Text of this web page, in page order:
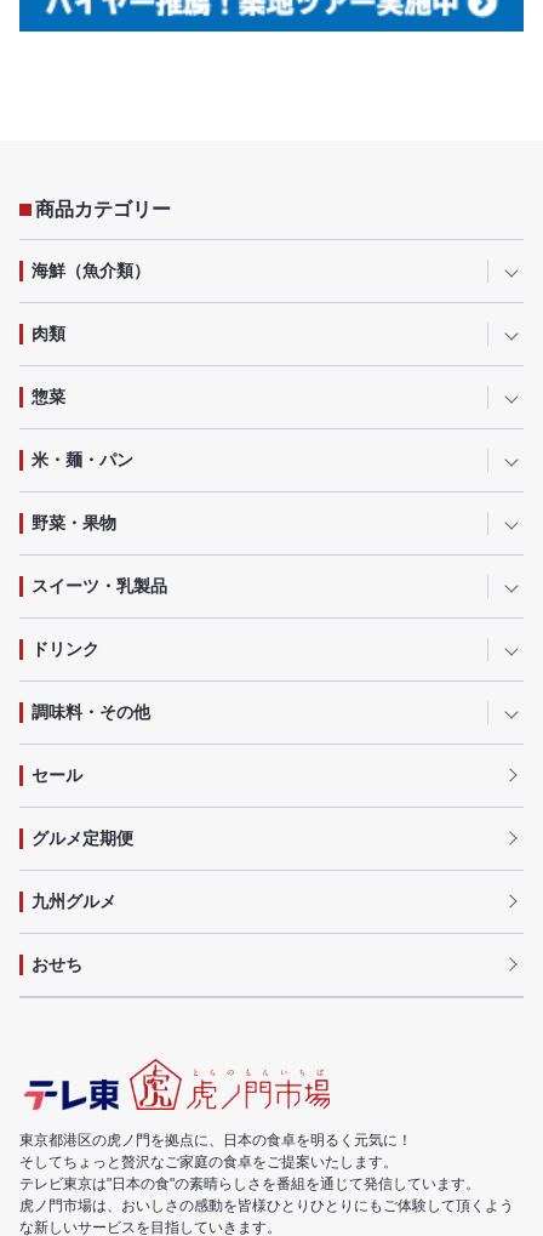
商品カテゴリー
海鮮（魚介類）
肉類
惣菜
米・麺・パン
野菜・果物
スイーツ・乳製品
ドリンク
調味料・その他
セール
グルメ定期便
九州グルメ
おせち
東京都港区の虎ノ門を拠点に、日本の食卓を明るく元気に！
そしてちょっと贅沢なご家庭の食卓をご提案いたします。
テレビ東京は"日本の食"の素晴らしさを番組を通じて発信しています。
虎ノ門市場は、おいしさの感動を皆様ひとりひとりにもご体験して頂くよう
な新しいサービスを目指していきます。